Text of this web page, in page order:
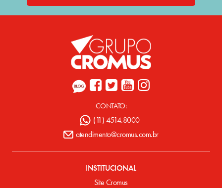
CONTATO:
(11) 4514.8000
atendimento@cromus.com.br
INSTITUCIONAL
Site Cromus